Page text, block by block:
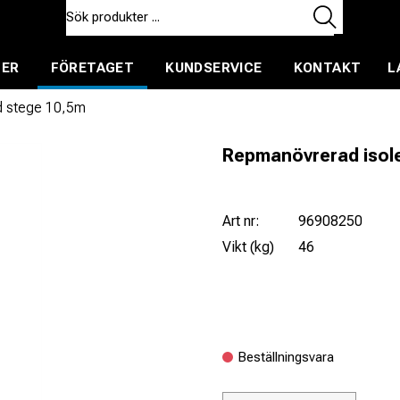
FÖRETAGET KUNDSERVICE KONTAKT
stege 10,5m
Repmanövrerad
Art nr:
96908250
Vikt (kg)
46
Beställningsvara